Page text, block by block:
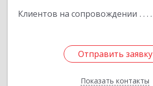
Клиентов на сопровождении
Отправить заявку
Показать контакты
Отправить заявку
Назад